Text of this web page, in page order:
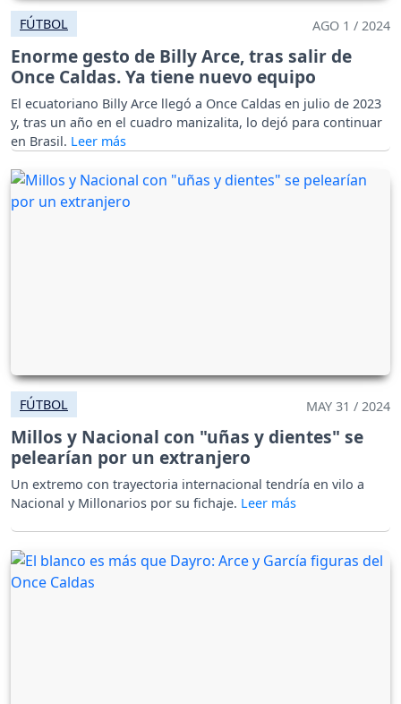
FÚTBOL AGO 1 / 2024
Enorme gesto de Billy Arce, tras salir de
Once Caldas. Ya tiene nuevo equipo
El ecuatoriano Billy Arce llegó a Once Caldas en julio de 2023
y, tras un año en el cuadro manizalita, lo dejó para continuar
en Brasil.
FÚTBOL MAY 31 / 2024
Millos y Nacional con "uñas y dientes" se
pelearían por un extranjero
Un extremo con trayectoria internacional tendría en vilo a
Nacional y Millonarios por su fichaje.